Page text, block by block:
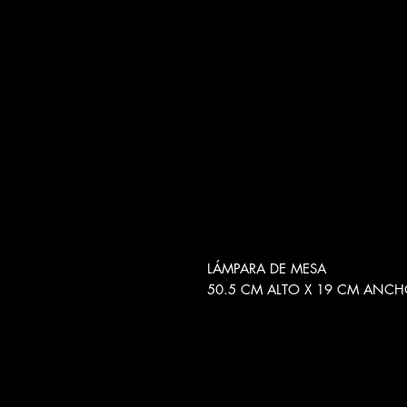
LÁMPARA DE MESA
50.5 CM ALTO X 19 CM